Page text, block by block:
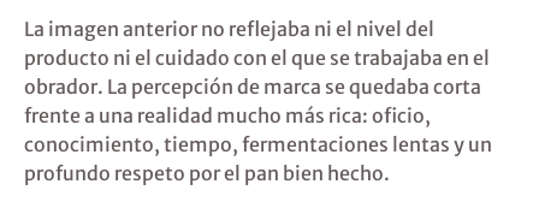
La imagen anterior no reflejaba ni el nivel del
producto ni el cuidado con el que se trabajaba en el
obrador. La percepción de marca se quedaba corta
frente a una realidad mucho más rica: oficio,
conocimiento, tiempo, fermentaciones lentas y un
profundo respeto por el pan bien hecho.